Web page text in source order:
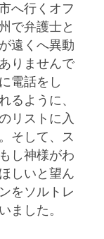
へ行くオフ
で弁護士と
遠くへ異動
りませんで
電話をし
るように、
リストに入
そして、ス
し神様がわ
しいと望ん
をソルトレ
ました。